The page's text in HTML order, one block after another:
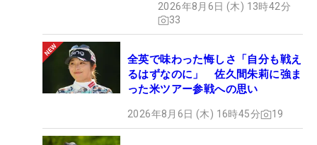
2026年8月6日 (木) 13時42分
33
全英で味わった悔しさ「自分も戦え
るはずなのに」 佐久間朱莉に強ま
った米ツアー参戦への思い
2026年8月6日 (木) 16時45分 19